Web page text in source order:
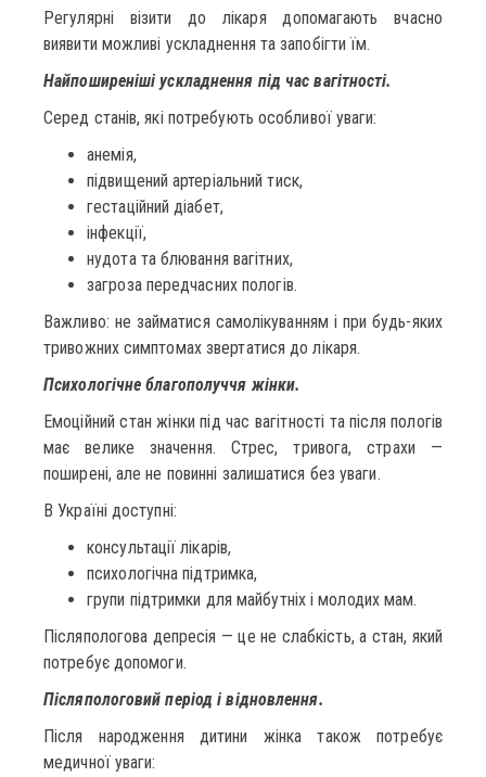
Регулярні візити до лікаря допомагають вчасно
виявити можливі ускладнення та запобігти їм.
Найпоширеніші ускладнення під час вагітності.
Серед станів, які потребують особливої уваги:
анемія,
підвищений артеріальний тиск,
гестаційний діабет,
інфекції,
нудота та блювання вагітних,
загроза передчасних пологів.
Важливо: не займатися самолікуванням і при будь-яких
тривожних симптомах звертатися до лікаря.
Психологічне благополуччя жінки.
Емоційний стан жінки під час вагітності та після пологів
має велике значення. Стрес, тривога, страхи —
поширені, але не повинні залишатися без уваги.
В Україні доступні:
консультації лікарів,
психологічна підтримка,
групи підтримки для майбутніх і молодих мам.
Післяпологова депресія — це не слабкість, а стан, який
потребує допомоги.
Післяпологовий період і відновлення.
Після народження дитини жінка також потребує
медичної уваги: